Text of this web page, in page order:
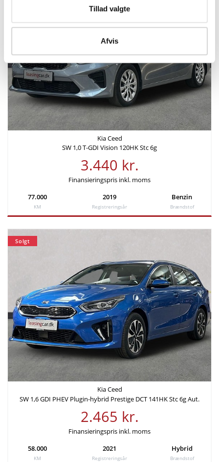
Tillad valgte
Afvis
1,47 m 4,61 m
Tilkoblingsvægt med bremser
1300 kg
Tilkoblingsvægt uden
bremser
600 kg
Tankstørrelse
-
Økonomi
920 kr.
Leveringsomkostninger (inkl.)
4.680 kr.
Ydelse pr. md.
3.129 kr
Udbetaling
43.980 kr
Rente
3,99%
Årlig debitorrente
4,06%
Løbetid
72 mdr.
Lånebeløb
175.920 kr.
Samlede kreditomkostninger
49.375 kr. 8,86%
etableringsomkostninger
-
Kia Ceed
SW 1,0 T-GDI Vision 120HK Stc 6g
3.440 kr.
Finansieringspris inkl. moms
77.000
KM
2019
Registreringsår
Benzin
Brændstof
Solgt
Kia Ceed
SW 1,6 GDI PHEV Plugin-hybrid Prestige DCT 141HK Stc 6g Aut.
2.465 kr.
Finansieringspris inkl. moms
58.000
KM
2021
Registreringsår
Hybrid
Brændstof